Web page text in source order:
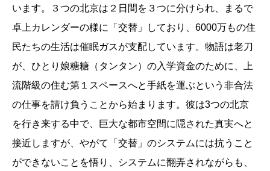
います。３つの北京は２日間を３つに分けられ、まるで
卓上カレンダーの様に「交替」しており、6000万もの住
民たちの生活は催眠ガスが支配しています。物語は老刀
が、ひとり娘糖糖（タンタン）の入学資金のために、上
流階級の住む第１スペースへと手紙を運ぶという非合法
の仕事を請け負うことから始まります。彼は3つの北京
を行き来する中で、巨大な都市空間に隠された真実へと
接近しますが、やがて「交替」のシステムには抗うこと
ができないことを悟り、システムに翻弄されながらも、